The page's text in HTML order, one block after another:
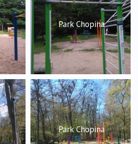
Park Chopina
Park Chopina